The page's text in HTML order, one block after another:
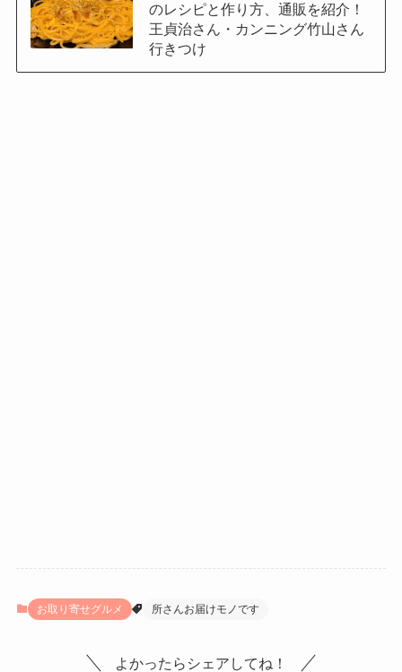
のレシピと作り方、通販を紹介！
王貞治さん・カンニング竹山さん
行きつけ
お取り寄せグルメ 所さんお届けモノです
よかったらシェアしてね！